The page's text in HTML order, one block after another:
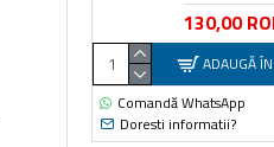
130,00
ADAUGĂ
Comandă WhatsApp
Doresti informatii?